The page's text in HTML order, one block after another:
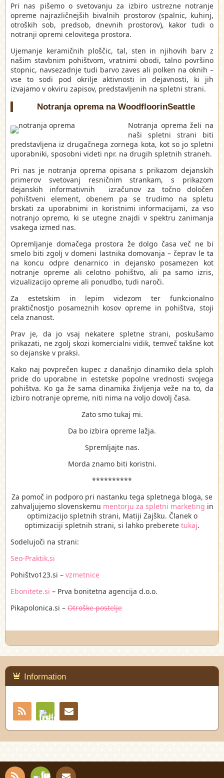
Pri nas pišemo o svetovanju za izbiro ustrezne notranje
opreme najrazličnejših bivalnih prostorov (spalnic, kuhinj,
otroških sob, predsob, dnevnih prostorov), kakor tudi o
notranji opremi celovitega prostora.
Ujemanje keramičnih ploščic, tal, sten in njihovih barv z
našim stavbnim pohištvom, vratnimi obodi, talno površino
stopnic, navsezadnje tudi barvo zaves ali polken na oknih –
vse to sodi pod okrilje aktivnosti in dejavnosti, ki jih
izvajamo v okviru zapisov, predstavljenih na spletni strani.
Notranja oprema na WoodfloorinSeattle
Notranja oprema želi na
naši spletni strani biti
predstavljena iz drugačnega zornega kota, kot so jo spletni
uporabniki, sposobni videti npr. na drugih spletnih straneh.
Pri nas je notranja oprema opisana s prikazom dejanskih
primerov svetovanj resničnim strankam, s prikazom
dejanskih informativnih izračunov za točno določen
pohištveni element, obenem pa se trudimo na spletu
brskati za uporabnimi in koristnimi informacijami, za vso
notranjo opremo, ki se utegne znajdi v spektru zanimanja
vsakega izmed nas.
Opremljanje domačega prostora že dolgo časa več ne bi
smelo biti zgolj v domeni lastnika domovanja – čeprav le ta
na koncu odpre denarnico in dejansko posamezen kot
notranje opreme ali celotno pohištvo, ali pa samo izris,
vizualizacijo opreme ali ponudbo, tudi naroči.
Za estetskim in lepim videzom ter funkcionalno
praktičnostjo posameznih kosov opreme in pohištva, stoji
cela znanost.
Prav je, da jo vsaj nekatere spletne strani, poskušamo
prikazati, ne zgolj skozi komercialni vidik, temveč takšne kot
so dejanske v praksi.
Kako naj povprečen kupec z današnjo dinamiko dela sploh
pride do uporabne in estetske popolne vrednosti svojega
pohištva. Ko ga že sama dinamika življenja veže na to, da
izbiro notranje opreme, niti nima na voljo dovolj časa.
Zato smo tukaj mi.
Da bo izbira opreme lažja.
Spremljajte nas.
Morda znamo biti koristni.
**********
Za pomoč in podporo pri nastanku tega spletnega bloga, se
zahvaljujemo slovenskemu mentorju za spletni marketing in
optimizacijo spletnih strani, Matiji Zajšku. Članek o
optimizaciji spletnih strani, si lahko preberete tukaj.
Sodelujoči na strani:
Seo-Praktik.si
Pohištvo123.si – vzmetnice
Ebonitete.si – Prva bonitetna agencija d.o.o.
Pikapolonica.si – Otroške postelje
Information
RSS
Feedly